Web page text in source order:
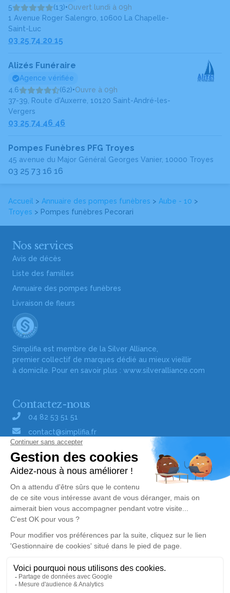
5
(13)•Ouvert lundi à 09h
1 Avenue Roger Salengro, 10600 La Chapelle-
Saint-Luc
03 25 74 20 15
Alizés Funéraire
Agence vérifiée
4.6
(62)•Ouvre à 09h
37-39, Route d'Auxerre, 10120 Saint-André-les-
Vergers
03 25 74 46 46
Pompes Funèbres PFG Troyes
45 avenue du Major Général Georges Vanier, 10000 Troyes
03 25 73 16 16
Accueil > Annuaire des pompes funèbres > Aube - 10 >
Troyes > Pompes funèbres Pecorari
Nos services
Avis de décès
Liste des familles
Annuaire des pompes funèbres
Livraison de fleurs
Simplifia est membre de la Silver Alliance,
premier collectif de marques dédié au mieux vieillir
à domicile. Pour en savoir plus : www.silveralliance.com
Contactez-nous
04 82 53 51 51
contact@simplifia.fr
Réseaux sociaux
Liens utiles
Publier un avis de décès
Signaler un abus/une erreur
Consultez nos offres d'emploi
Politique de traitement des données